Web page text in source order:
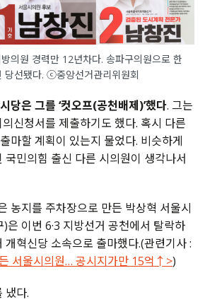
의원 경력만 12년차다. 송파구의원으로 한
당선됐다. ⓒ중앙선거관리위원회
당은 그를 ‘컷오프(공천배제)’했다. 그는
신청서를 제출하기도 했다. 혹시 다른
마할 계획이 있는지 물었다. 비슷하게
국민의힘 출신 다른 시의원이 생각나서
농지를 주차장으로 만든 박상혁 서울시
은 이번 6·3 지방선거 공천에서 탈락하
개혁신당 소속으로 출마했다.(관련기사 :
서울시의원… 공시지가만 15억↑>)
냈다.